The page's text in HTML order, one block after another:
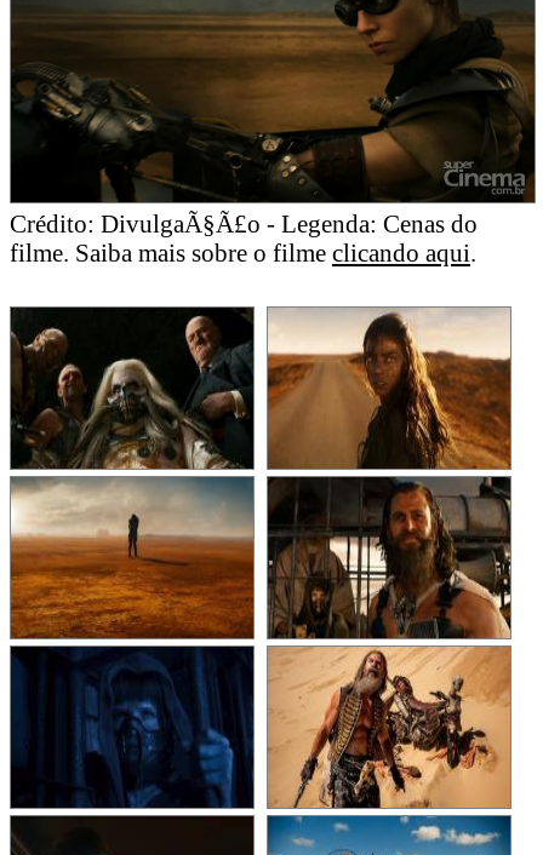
Crédito: DivulgaÃ§Ã£o - Legenda: Cenas do
filme. Saiba mais sobre o filme clicando aqui.